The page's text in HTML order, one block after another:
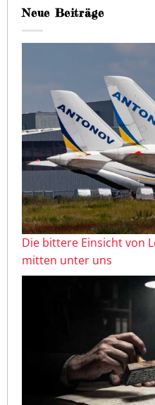
Neue Beiträge
Die bittere Einsicht von
mitten unter uns